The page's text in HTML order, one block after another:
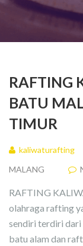
RAFTING
BATU
TIMUR
kaliwaturafting
MALANG
RAFTING
olahraga rafting
sendiri terdiri
batu alam dan